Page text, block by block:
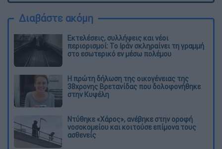
Διαβάστε ακόμη
Εκτελέσεις, συλλήψεις και νέοι
περιορισμοί: Το Ιράν σκληραίνει τη γραμμή
στο εσωτερικό εν μέσω πολέμου
Η πρώτη δήλωση της οικογένειας της
38χρονης Βρετανίδας που δολοφονήθηκε
στην Κυψέλη
Ντύθηκε «Χάρος», ανέβηκε στην οροφή
νοσοκομείου και κοιτούσε επίμονα τους
ασθενείς